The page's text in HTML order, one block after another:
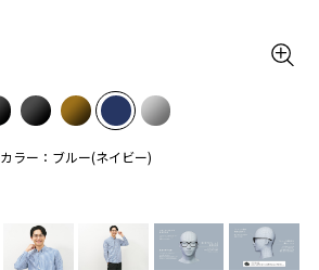
カラー：ブルー(ネイビー)